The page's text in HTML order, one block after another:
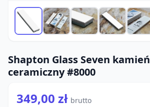
Shapton Glass Seven kamień
ceramiczny #8000
349,00 zł brutto